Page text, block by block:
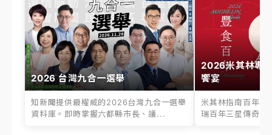
2026 台灣九合一選舉
知新聞提供最權威的2026台灣九合一選舉
資料庫。即時掌握六都縣市長、議...
2026米其林專
饗宴
米其林指南百年之
瑞百年三星傳奇、